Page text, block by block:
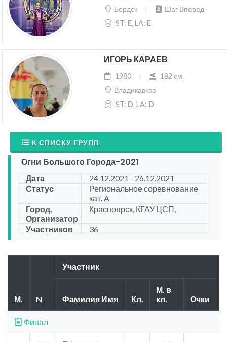
Бердск
Шаг Вперед
ST: E, LA: E
ИГОРЬ КАРАЕВ
1980
182 cм.
Владикавказ
ST: D, LA: D
К СПИСКУ ГРУПП
Огни Большого Города-2021
Дата
24.12.2021 - 26.12.2021
Статус
Региональное соревнование
кат. A
Город,
Организатор
Красноярск, КГАУ ЦСП,
Участников 36
М. N
Участник
Фамилия Имя Кл.
М. в
кл.
Очки
Финал